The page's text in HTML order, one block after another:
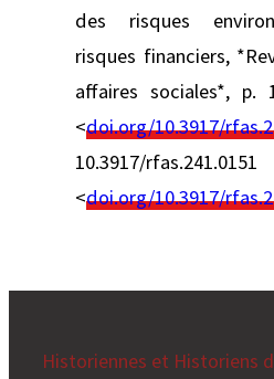
des risques
risques financiers,
affaires sociales*, p.
<doi.org/10.3917/
10.3917/rfas.241.0151
<doi.org/10.3917/
Historiennes et Historiens